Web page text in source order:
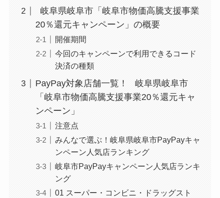
岐阜県岐阜市「岐阜市物価高騰支援事業
20％還元キャンペーン」の概要
開催期間
今回のキャンペーンで利用できるコード
決済の種類
PayPay対象店舗一覧！ 岐阜県岐阜市
「岐阜市物価高騰支援事業20％還元キャ
ンペーン」
注意点
みんなで選ぶ！岐阜県岐阜市PayPayキャ
ンペーン人気店ランキング
岐阜市PayPayキャンペーン人気店ランキ
ング
01 スーパー・コンビニ・ドラッグスト